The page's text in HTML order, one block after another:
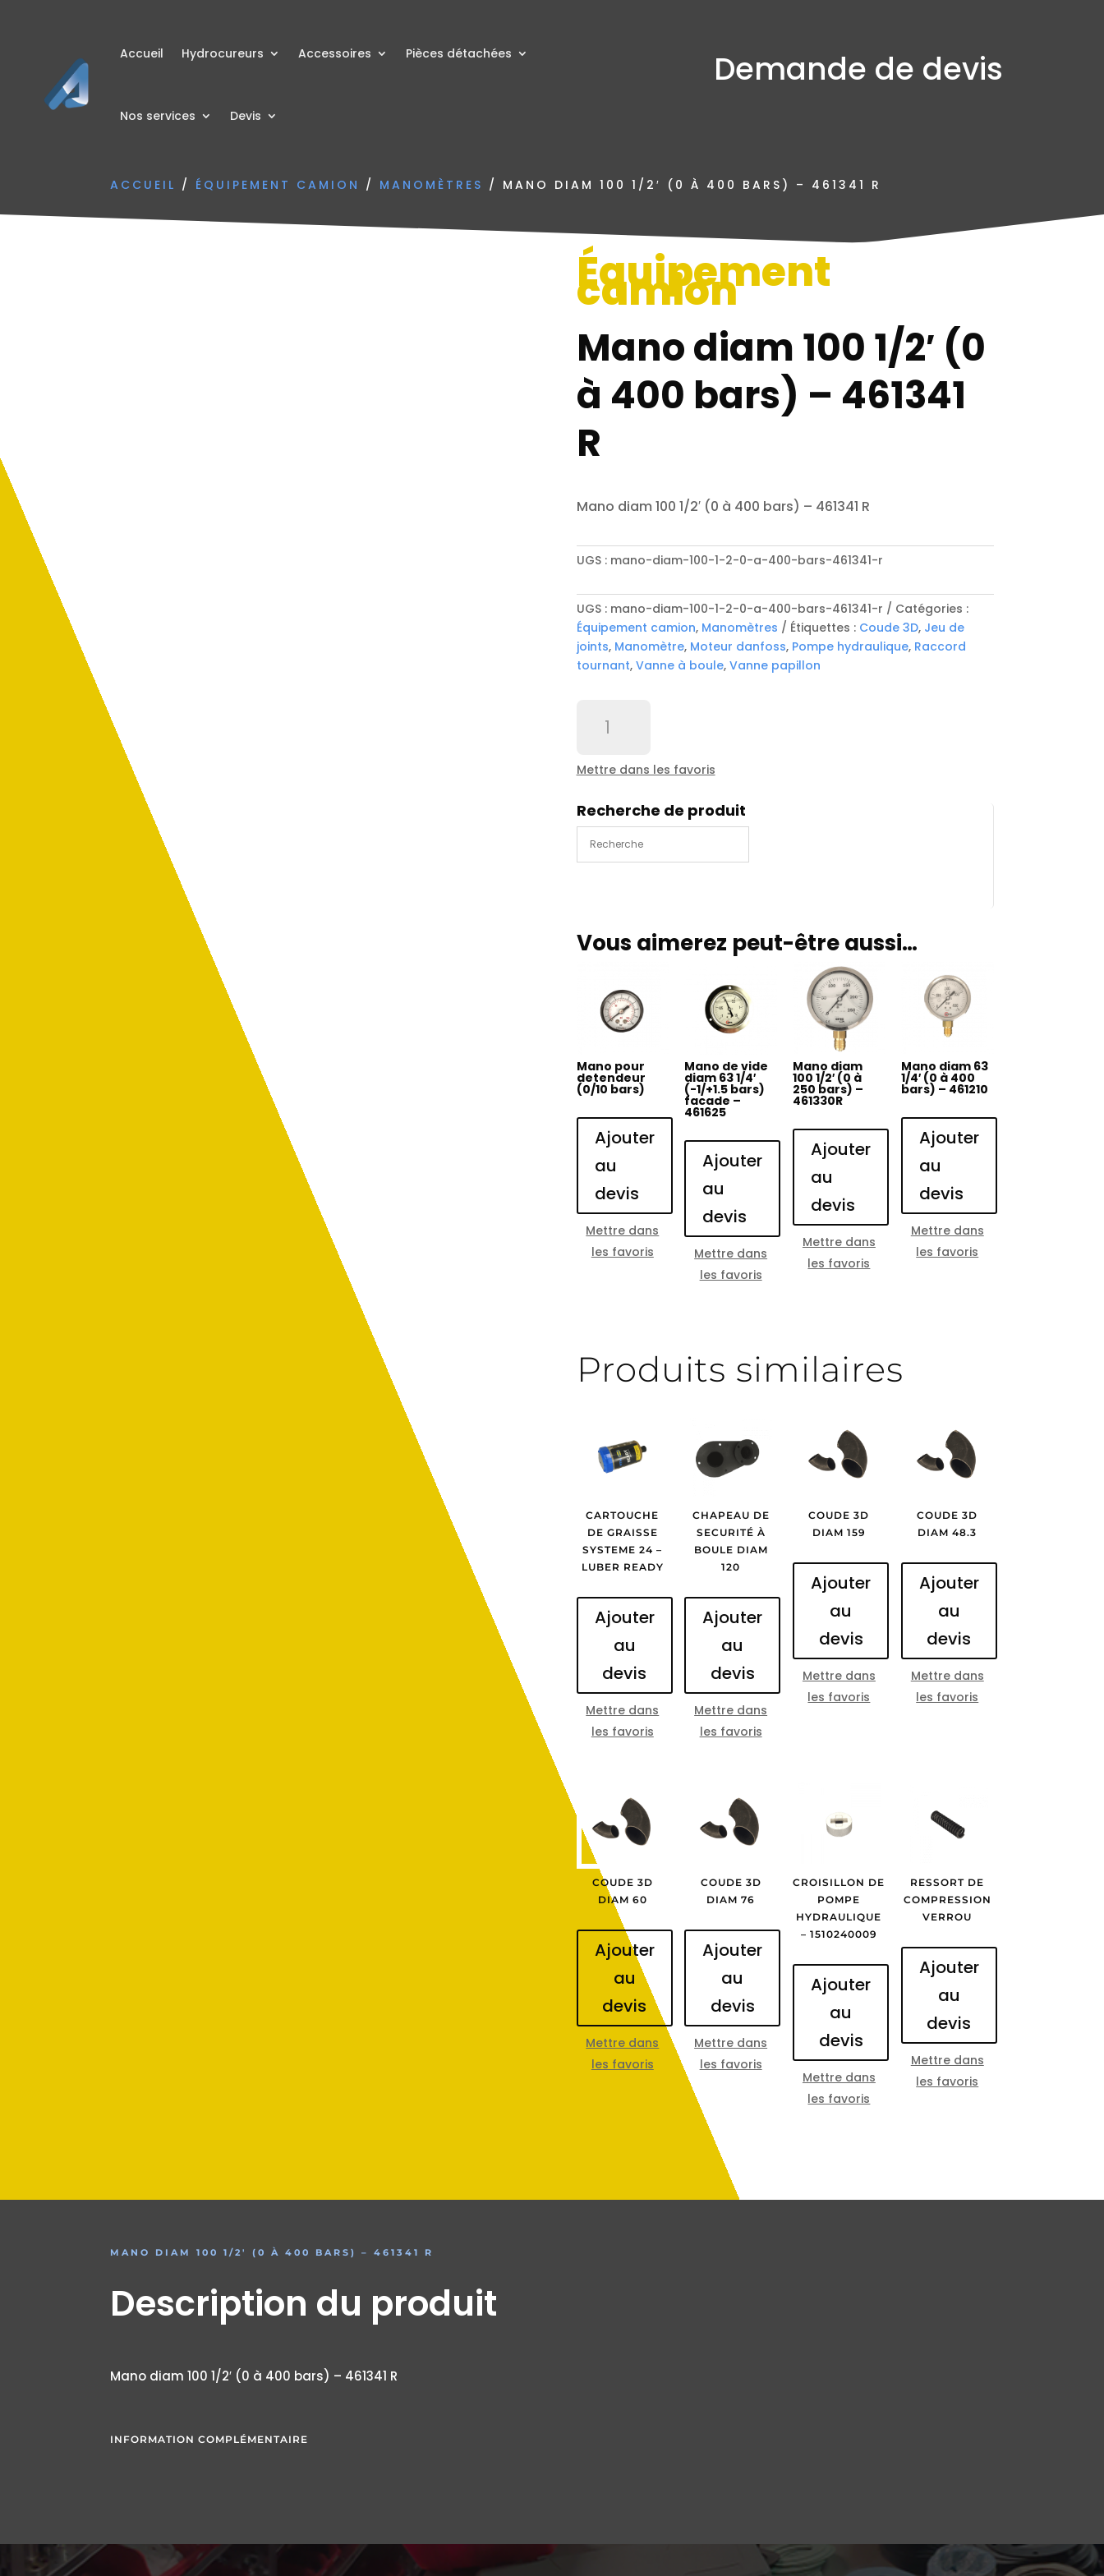
Accueil Hydrocureurs Accessoires Pièces détachées
Nos services Devis
Demande de devis
ACCUEIL / ÉQUIPEMENT CAMION / MANOMÈTRES / MANO DIAM 100 1/2′ (0 À 400 BARS) – 461341 R
Équipement
camion
Mano diam 100 1/2′ (0
à 400 bars) – 461341
R
Mano diam 100 1/2′ (0 à 400 bars) – 461341 R
UGS : mano-diam-100-1-2-0-a-400-bars-461341-r
UGS : mano-diam-100-1-2-0-a-400-bars-461341-r
Catégories :
Équipement camion, Manomètres Étiquettes : Coude 3D, Jeu de
joints, Manomètre, Moteur danfoss, Pompe hydraulique, Raccord
tournant, Vanne à boule, Vanne papillon
diam
1/2'
(0
400
R
Mettre dans les favoris
Recherche de produit
Vous aimerez peut-être aussi…
Mano pour
detendeur
(0/10 bars)
Ajouter
au
devis
Mettre dans
les favoris
Mano de vide
diam 63 1/4′
(-1/+1.5 bars)
facade –
461625
Ajouter
au
devis
Mettre dans
les favoris
Mano diam
100 1/2′ (0 à
250 bars) –
461330R
Ajouter
au
devis
Mettre dans
les favoris
Mano diam 63
1/4′ (0 à 400
bars) – 461210
Ajouter
au
devis
Mettre dans
les favoris
Produits similaires
CARTOUCHE
DE GRAISSE
SYSTEME 24 –
LUBER READY
Ajouter
au
devis
Mettre dans
les favoris
CHAPEAU DE
SECURITÉ À
BOULE DIAM
120
Ajouter
au
devis
Mettre dans
les favoris
COUDE 3D
DIAM 159
Ajouter
au
devis
Mettre dans
les favoris
COUDE 3D
DIAM 48.3
Ajouter
au
devis
Mettre dans
les favoris
COUDE 3D
DIAM 60
Ajouter
au
devis
Mettre dans
les favoris
COUDE 3D
DIAM 76
Ajouter
au
devis
Mettre dans
les favoris
CROISILLON DE
POMPE
HYDRAULIQUE
– 1510240009
Ajouter
au
devis
Mettre dans
les favoris
RESSORT DE
COMPRESSION
VERROU
Ajouter
au
devis
Mettre dans
les favoris
MANO DIAM 100 1/2′ (0 À 400 BARS) – 461341 R
Description du produit
Mano diam 100 1/2′ (0 à 400 bars) – 461341 R
INFORMATION COMPLÉMENTAIRE